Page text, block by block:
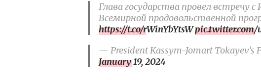
Глава государства провел
Всемирной продовольственной
https://t.co/rWinYbYtsWpic.twitter.com/
— President Kassym-Jomart Tokayev’s
January 19, 2024